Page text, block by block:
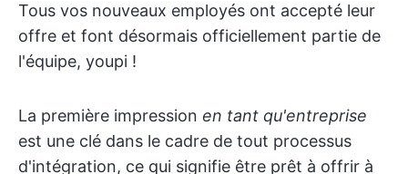
Tous vos nouveaux employés ont accepté leur
offre et font désormais officiellement partie de
l'équipe, youpi !
La première impression en tant qu'entreprise
est une clé dans le cadre de tout processus
d'intégration, ce qui signifie être prêt à offrir à